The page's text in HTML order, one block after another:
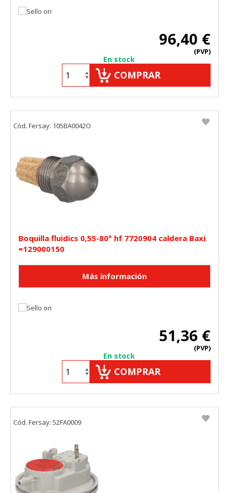
96,40 €
(PVP)
En stock
COMPRAR
Boquilla fluidics 0,55-80° hf 7720904 caldera Baxi
=129000150
51,36 €
(PVP)
En stock
COMPRAR
Cód. Fersay: 105BA0042O
Cód. Fersay: 52FA0009